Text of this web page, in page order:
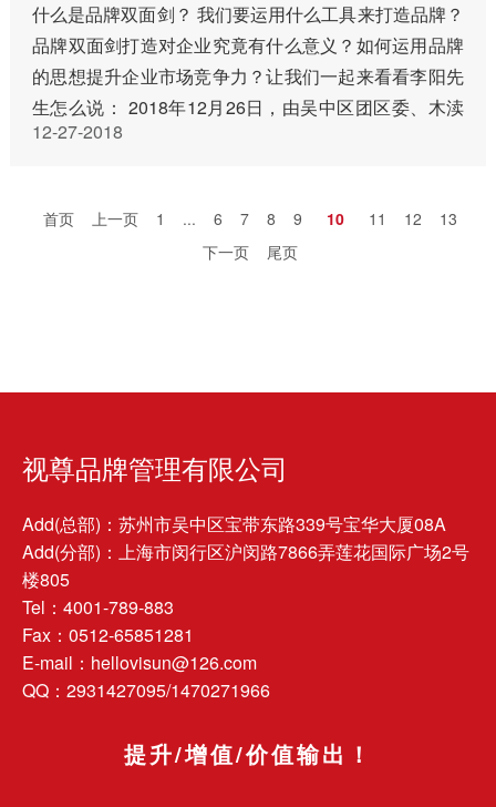
什么是品牌双面剑？ 我们要运用什么工具来打造品牌？
品牌双面剑打造对企业究竟有什么意义？如何运用品牌
的思想提升企业市场竞争力？让我们一起来看看李阳先
生怎么说： 2018年12月26日，由吴中区团区委、木渎
镇团委联合山东省菏泽市驻苏团工组织的，一场名为：
12-27-2018
首页 上一页 1 ... 6 7 8 9 10 11 12
13
下一页
尾页
视尊品牌管理有限公司
Add(总部)：苏州市吴中区宝带东路339号宝华大厦08A
Add(分部)：上海市闵行区沪闵路7866弄莲花国际广场2号
楼805
Tel：4001-789-883
Fax：0512-65851281
E-mail：hellovisun@126.com
QQ：2931427095/1470271966
提升/增值/价值输出！